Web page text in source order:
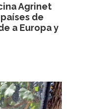
Agrinet
de
a Europa y